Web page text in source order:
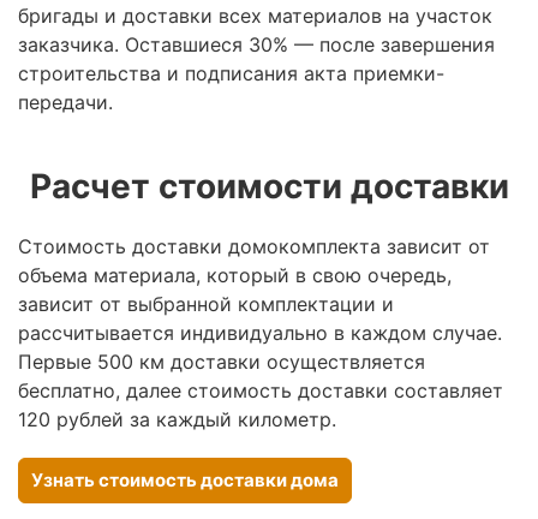
бригады и доставки всех материалов на участок
заказчика. Оставшиеся 30% — после завершения
строительства и подписания акта приемки-
передачи.
Расчет стоимости доставки
Стоимость доставки домокомплекта зависит от
объема материала, который в свою очередь,
зависит от выбранной комплектации и
рассчитывается индивидуально в каждом случае.
Первые 500 км доставки осуществляется
бесплатно, далее стоимость доставки составляет
120 рублей за каждый километр.
Узнать стоимость доставки дома